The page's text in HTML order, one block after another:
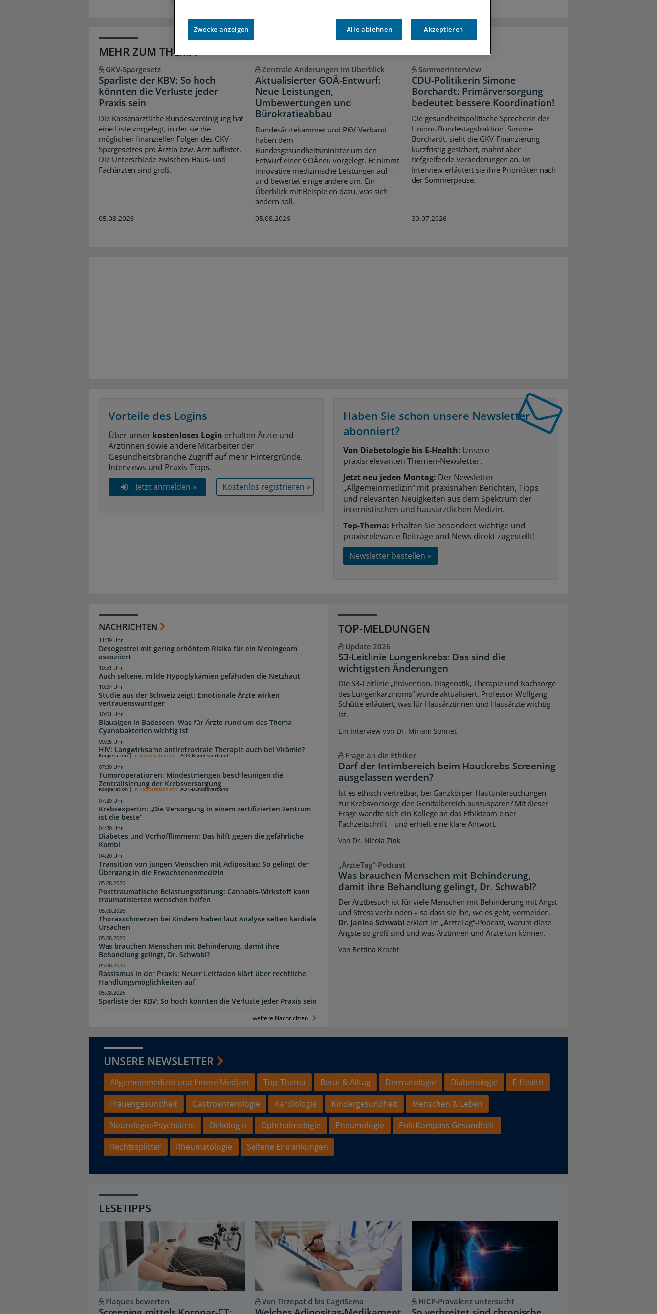
MEHR ZUM THEMA
GKV-Spargesetz
Sparliste der KBV: So hoch
könnten die Verluste jeder
Praxis sein
Die Kassenärztliche Bundesvereinigung hat
eine Liste vorgelegt, in der sie die
möglichen finanziellen Folgen des GKV-
Spargesetzes pro Ärztin bzw. Arzt auflistet.
Die Unterschiede zwischen Haus- und
Fachärzten sind groß.
05.08.2026
Zentrale Änderungen im Überblick
Aktualisierter GOÄ-Entwurf:
Neue Leistungen,
Umbewertungen und
Bürokratieabbau
Bundesärztekammer und PKV-Verband
haben dem
Bundesgesundheitsministerium den
Entwurf einer GOÄneu vorgelegt. Er nimmt
innovative medizinische Leistungen auf –
und bewertet einige andere um. Ein
Überblick mit Beispielen dazu, was sich
ändern soll.
05.08.2026
Sommerinterview
CDU-Politikerin Simone
Borchardt: Primärversorgung
bedeutet bessere Koordination!
Die gesundheitspolitische Sprecherin der
Unions-Bundestagsfraktion, Simone
Borchardt, sieht die GKV-Finanzierung
kurzfristig gesichert, mahnt aber
tiefgreifende Veränderungen an. Im
Interview erläutert sie ihre Prioritäten nach
der Sommerpause.
30.07.2026
Vorteile des Logins
Über unser kostenloses Login erhalten Ärzte und
Ärztinnen sowie andere Mitarbeiter der
Gesundheitsbranche Zugriff auf mehr Hintergründe,
Interviews und Praxis-Tipps.
Jetzt anmelden »
Kostenlos registrieren »
Haben Sie schon unsere Newsletter
abonniert?
Von Diabetologie bis E-Health: Unsere
praxisrelevanten Themen-Newsletter.
Jetzt neu jeden Montag: Der Newsletter
„Allgemeinmedizin“ mit praxisnahen Berichten, Tipps
und relevanten Neuigkeiten aus dem Spektrum der
internistischen und hausärztlichen Medizin.
Top-Thema: Erhalten Sie besonders wichtige und
praxisrelevante Beiträge und News direkt zugestellt!
Newsletter bestellen »
NACHRICHTEN
Desogestrel mit gering erhöhtem Risiko für ein Meningeom
assoziiert
11:39 Uhr
Auch seltene, milde Hypoglykämien gefährden die Netzhaut
10:51 Uhr
Studie aus der Schweiz zeigt: Emotionale Ärzte wirken
vertrauenswürdiger
10:37 Uhr
Blaualgen in Badeseen: Was für Ärzte rund um das Thema
Cyanobakterien wichtig ist
10:01 Uhr
HIV: Langwirksame antiretrovirale Therapie auch bei Virämie?
09:05 Uhr
Tumoroperationen: Mindestmengen beschleunigen die
Zentralisierung der Krebsversorgung
Kooperation| In Kooperation mit: AOK-Bundesverband
07:30 Uhr
Krebsexpertin: „Die Versorgung in einem zertifizierten Zentrum
ist die beste“
Kooperation In Kooperation mit: AOK-Bundesverband
07:20 Uhr
Diabetes und Vorhofflimmern: Das hilft gegen die gefährliche
Kombi
04:30 Uhr
Transition von jungen Menschen mit Adipositas: So gelingt der
Übergang in die Erwachsenenmedizin
04:20 Uhr
Posttraumatische Belastungsstörung: Cannabis-Wirkstoff kann
traumatisierten Menschen helfen
05.08.2026
Thoraxschmerzen bei Kindern haben laut Analyse selten kardiale
Ursachen
05.08.2026
Was brauchen Menschen mit Behinderung, damit ihre
Behandlung gelingt, Dr. Schwabl?
05.08.2026
Rassismus in der Praxis: Neuer Leitfaden klärt über rechtliche
Handlungsmöglichkeiten auf
05.08.2026
Sparliste der KBV: So hoch könnten die Verluste jeder Praxis sein
05.08.2026
weitere Nachrichten
TOP-MELDUNGEN
Update 2026
S3-Leitlinie Lungenkrebs: Das sind die
wichtigsten Änderungen
Die S3-Leitlinie „Prävention, Diagnostik, Therapie und Nachsorge
des Lungenkarzinoms“ wurde aktualisiert. Professor Wolfgang
Schütte erläutert, was für Hausärztinnen und Hausärzte wichtig
ist.
Ein Interview von Dr. Miriam Sonnet
Frage an die Ethiker
Darf der Intimbereich beim Hautkrebs-Screening
ausgelassen werden?
Ist es ethisch vertretbar, bei Ganzkörper-Hautuntersuchungen
zur Krebsvorsorge den Genitalbereich auszusparen? Mit dieser
Frage wandte sich ein Kollege an das Ethikteam einer
Fachzeitschrift – und erhielt eine klare Antwort.
Von Dr. Nicola Zink
„ÄrzteTag“-Podcast
Was brauchen Menschen mit Behinderung,
damit ihre Behandlung gelingt, Dr. Schwabl?
Der Arztbesuch ist für viele Menschen mit Behinderung mit Angst
und Stress verbunden – so dass sie ihn, wo es geht, vermeiden.
Dr. Janina Schwabl erklärt im „ÄrzteTag“-Podcast, warum diese
Ängste so groß sind und was Ärztinnen und Ärzte tun können.
Von Bettina Kracht
UNSERE NEWSLETTER
Allgemeinmedizin und Innere Medizin Top-Thema Beruf & Alltag Dermatologie Diabetologie
E-Health
Frauengesundheit
Gastroenterologie Kardiologie Kindergesundheit
Menschen & Leben
Neurologie/Psychiatrie
Onkologie Ophthalmologie Pneumologie
PolitKompass Gesundheit
Rechtssplitter
Rheumatologie Seltene Erkrankungen
LESETIPPS
Plaques bewerten Von Tirzepatid bis CagriSema HICP-Prävalenz untersucht
Zwecke anzeigen Alle ablehnen Akzeptieren